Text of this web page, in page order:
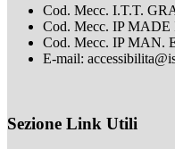
Cod. Mecc. I.T.T.
Cod. Mecc. IP
Cod. Mecc. IP MAN.
E-mail:
Sezione Link Utili